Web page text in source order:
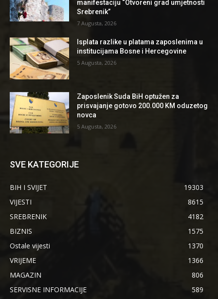
manifestaciju “Otvoreni grad umjetnosti
Srebrenik”
7 Augusta, 2026
Isplata razlike u platama zaposlenima u
institucijama Bosne i Hercegovine
5 Augusta, 2026
Zaposlenik Suda BiH optužen za
prisvajanje gotovo 200.000 KM oduzetog
novca
5 Augusta, 2026
SVE KATEGORIJE
BIH I SVIJET
19303
VIJESTI
8615
SREBRENIK
4182
BIZNIS
1575
Ostale vijesti
1370
VRIJEME
1366
MAGAZIN
806
SERVISNE INFORMACIJE
589